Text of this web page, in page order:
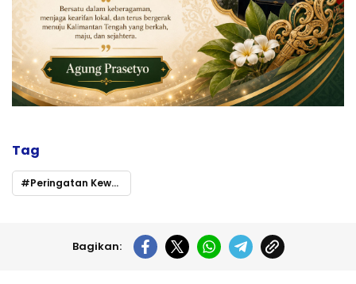
Tag
Peringatan Kewaspadaan Banjir di DAS Barito: Ketua Sementara DPRD Mura Imbau Warga untuk Bersiap
Bagikan: